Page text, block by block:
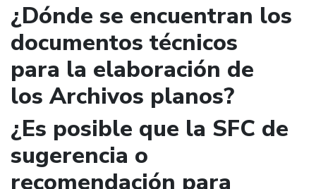
¿Dónde se encuentran los
documentos técnicos
para la elaboración de
los Archivos planos?
¿Es posible que la SFC de
sugerencia o
recomendación para